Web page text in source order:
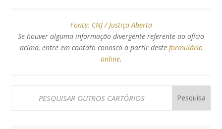
Fonte: CNJ / Justiça Aberta
Se houver alguma informação divergente referente ao ofício
acima, entre em contato conosco a partir deste formulário
online.